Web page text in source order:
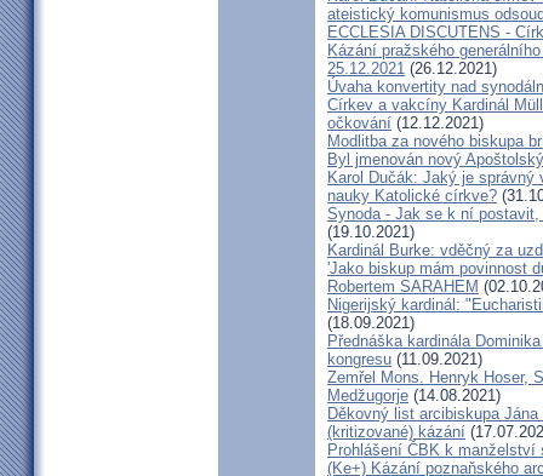
ateistický komunismus
ECCLESIA DISCUTENS -
Kázání pražského
25.12.2021 (26.12.2021)
Úvaha konvertity nad
Církev a vakcíny Kardinál
očkování (12.12.2021)
Modlitba za nového biskupa
Byl jmenován nový
Karol Dučák: Jaký je
nauky Katolické církve?
Synoda - Jak se k ní
(19.10.2021)
Kardinál Burke: vděčný za
'Jako biskup mám povinnost
Robertem SARAHEM
Nigerijský kardinál:
(18.09.2021)
Přednáška kardinála
kongresu (11.09.2021)
Zemřel Mons. Henryk Hoser,
Medžugorje (14.08.2021)
Děkovný list arcibiskupa
(kritizované) kázání
Prohlášení ČBK k manželství
(Ke+) Kázání poznaňského